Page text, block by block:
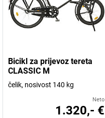
Bicikl za prijevoz tereta
CLASSIC M
čelik, nosivost 140 kg
Neto
1.320,- €